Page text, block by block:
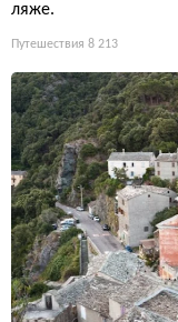
ляже.
Путешествия 8 213